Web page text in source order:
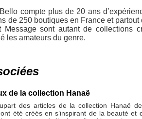
compte plus de 20 ans
de 250 boutiques en France et
Message sont autant de collections
les amateurs du genre.
de la collection Hanaë
des articles de la collection Hanaë
été créés en s’inspirant de la beauté et